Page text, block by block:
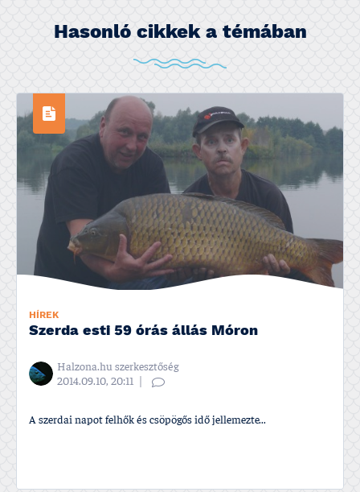
Hasonló cikkek a témában
HÍREK
Szerda esti 59 órás állás Móron
Halzona.hu szerkesztőség
2014.09.10, 20:11
A szerdai napot felhők és csöpögős idő jellemezte...